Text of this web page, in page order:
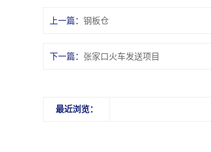
上一篇： 钢板仓
下一篇： 张家口火车发送项目
最近浏览：